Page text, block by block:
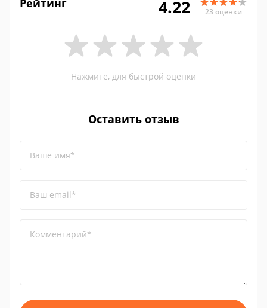
Рейтинг 4.22 23 оценки
Нажмите, для быстрой оценки
Оставить отзыв
Ваше имя*
Ваш email*
Комментарий*